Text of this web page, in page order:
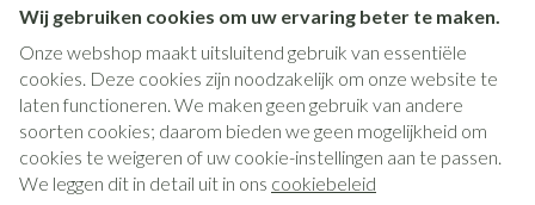
Wij gebruiken cookies om uw ervaring beter te maken.
Onze webshop maakt uitsluitend gebruik van essentiële
cookies. Deze cookies zijn noodzakelijk om onze website te
laten functioneren. We maken geen gebruik van andere
soorten cookies; daarom bieden we geen mogelijkheid om
cookies te weigeren of uw cookie-instellingen aan te passen.
We leggen dit in detail uit in ons cookiebeleid
Juridische links